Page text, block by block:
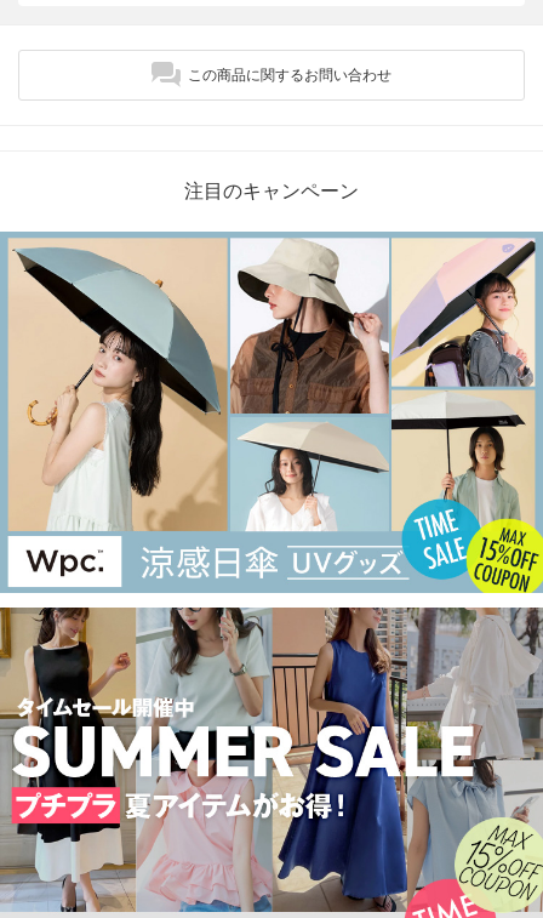
この商品に関するお問い合わせ
注目のキャンペーン